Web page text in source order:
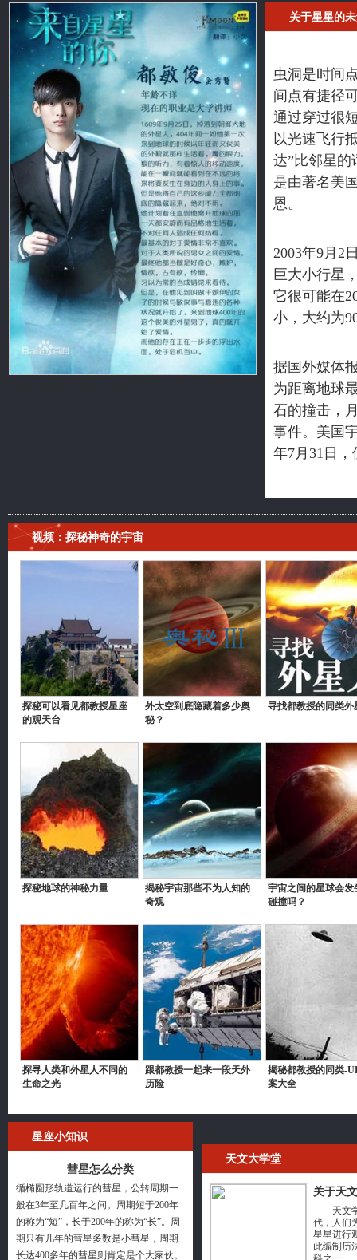
关于星星的
虫洞是时间
间点有捷径
通过穿过很
以光速飞行
达”比邻星
是由著名美
恩。
2003年9月2
巨大小行星
它很可能在
小，大约为
据国外媒体
为距离地球
石的撞击，
事件。美国
年7月31日
视频：探秘神奇的宇宙
探秘可以看见都教授星座
的观天台
外太空到底隐藏着多少奥
秘？
寻找都教授的同类外
探秘地球的神秘力量
揭秘宇宙那些不为人知的
奇观
宇宙之间的星球会发
碰撞吗？
探寻人类和外星人不同的
生命之光
跟都教授一起来一段天外
历险
揭秘都教授的同类-
案大全
星座小知识
彗星怎么分类
循椭圆形轨道运行的彗星，公转周期一
般在3年至几百年之间。周期短于200年
的称为“短”，长于200年的称为“长”。周
期只有几年的彗星多数是小彗星，周期
长达400多年的彗星则肯定是个大家伙。
天文大学堂
关于天
天文学
代，人们
星星进行
此编制历